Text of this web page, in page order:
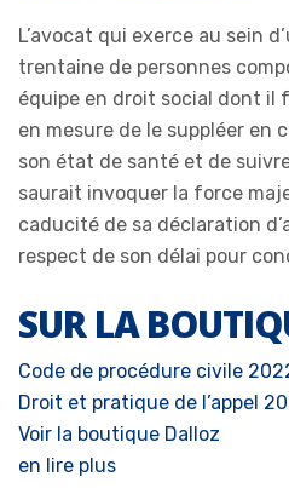
L’avocat qui exerce au sein
trentaine de personnes
équipe en droit social dont il
en mesure de le suppléer en
son état de santé et de
saurait invoquer la force
caducité de sa déclaration
respect de son délai pour
SUR LA
Code de procédure civile
Droit et pratique de l’appel
Voir la boutique Dalloz
en lire plus